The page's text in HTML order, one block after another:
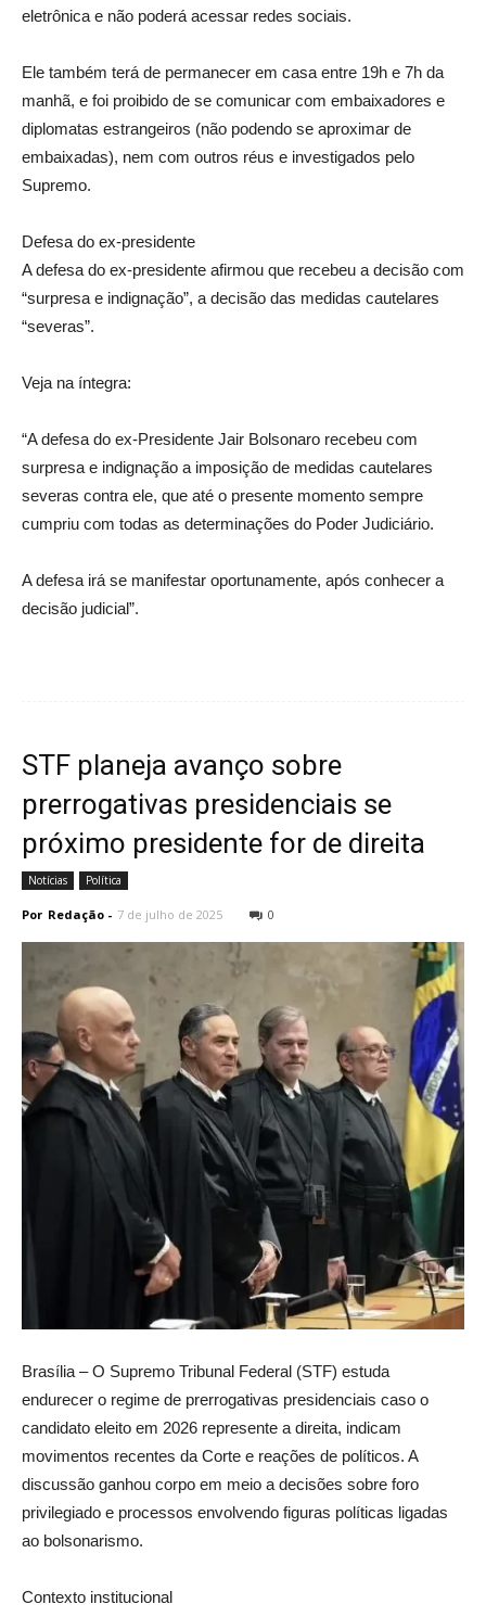
eletrônica e não poderá acessar redes sociais.
Ele também terá de permanecer em casa entre 19h e 7h da
manhã, e foi proibido de se comunicar com embaixadores e
diplomatas estrangeiros (não podendo se aproximar de
embaixadas), nem com outros réus e investigados pelo
Supremo.
Defesa do ex-presidente
A defesa do ex-presidente afirmou que recebeu a decisão com
“surpresa e indignação”, a decisão das medidas cautelares
“severas”.
Veja na íntegra:
“A defesa do ex-Presidente Jair Bolsonaro recebeu com
surpresa e indignação a imposição de medidas cautelares
severas contra ele, que até o presente momento sempre
cumpriu com todas as determinações do Poder Judiciário.
A defesa irá se manifestar oportunamente, após conhecer a
decisão judicial”.
STF planeja avanço sobre
prerrogativas presidenciais se
próximo presidente for de direita
Notícias Política
Por Redação - 7 de julho de 2025 0
Brasília – O Supremo Tribunal Federal (STF) estuda
endurecer o regime de prerrogativas presidenciais caso o
candidato eleito em 2026 represente a direita, indicam
movimentos recentes da Corte e reações de políticos. A
discussão ganhou corpo em meio a decisões sobre foro
privilegiado e processos envolvendo figuras políticas ligadas
ao bolsonarismo.
Contexto institucional